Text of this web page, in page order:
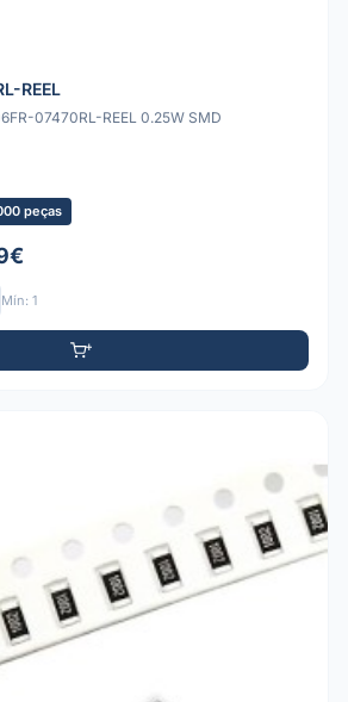
REEL
07470RL-REEL 0.25W SMD
peças
Mín: 1